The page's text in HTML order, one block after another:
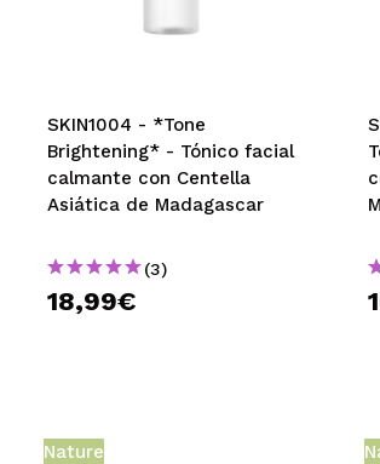
MAQUIFARMA
TRAVEL SIZE
NATURE
OFERTAS
OUTLET
BLOG
SKIN1004 - *Tone
Brightening* - Tónico facial
calmante con Centella
Asiática de Madagascar
(3)
18,99€
Nature